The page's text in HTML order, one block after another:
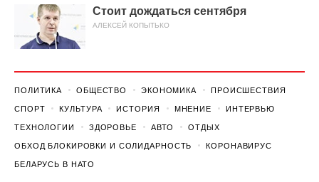
Стоит дождаться сентября
АЛЕКСЕЙ КОПЫТЬКО
ПОЛИТИКА ОБЩЕСТВО ЭКОНОМИКА ПРОИСШЕСТВИЯ
СПОРТ КУЛЬТУРА ИСТОРИЯ МНЕНИЕ ИНТЕРВЬЮ
ТЕХНОЛОГИИ ЗДОРОВЬЕ АВТО ОТДЫХ
ОБХОД БЛОКИРОВКИ И СОЛИДАРНОСТЬ КОРОНАВИРУС
БЕЛАРУСЬ В НАТО